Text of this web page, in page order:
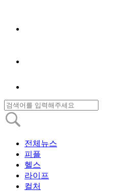
전체뉴스
피플
헬스
라이프
컬처